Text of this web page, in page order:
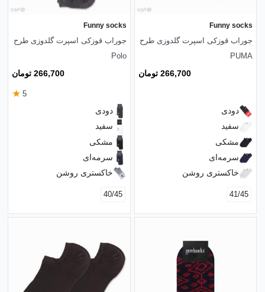
Funny socks
جوراب قوزکی اسپرت گلدوزی طرح
PUMA
266,700 تومان
دودی
سفید
مشکی
سرمه‌ای
خاکستری روشن
41/45
Funny socks
جوراب قوزکی اسپرت گلدوزی طرح
Polo
266,700 تومان
5
★
دودی
سفید
مشکی
سرمه‌ای
خاکستری روشن
40/45